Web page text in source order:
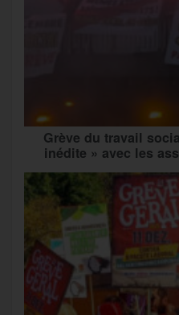
Grève du travail
inédite » avec les